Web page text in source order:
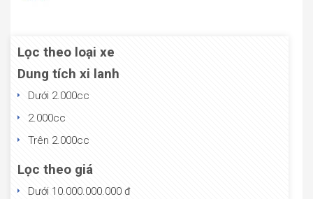
Lọc theo loại xe
Dung tích xi lanh
Dưới 2.000cc
2.000cc
Trên 2.000cc
Lọc theo giá
Dưới 10.000.000.000 đ